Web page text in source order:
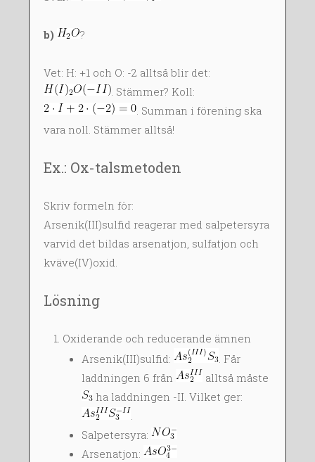
b) ?
Vet: H: +1 och O: -2 alltså blir det:
. Stämmer? Koll:
. Summan i förening ska
vara noll. Stämmer alltså!
Ex.: Ox-talsmetoden
Skriv formeln för:
Arsenik(III)sulfid reagerar med salpetersyra
varvid det bildas arsenatjon, sulfatjon och
kväve(IV)oxid.
Lösning
Oxiderande och reducerande ämnen
Arsenik(III)sulfid:
. Får
laddningen 6 från
alltså måste
ha laddningen -II. Vilket ger:
.
Salpetersyra:
Arsenatjon: